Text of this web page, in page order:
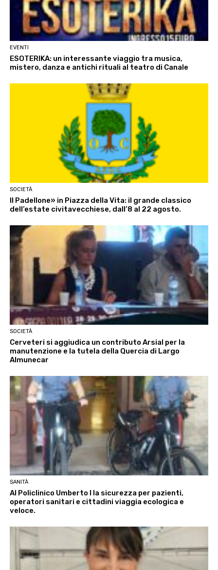
EVENTI
ESOTERIKA: un interessante viaggio tra musica,
mistero, danza e antichi rituali al teatro di Canale
SOCIETÀ
Il Padellone» in Piazza della Vita: il grande classico
dell’estate civitavecchiese, dall’8 al 22 agosto.
SOCIETÀ
Cerveteri si aggiudica un contributo Arsial per la
manutenzione e la tutela della Quercia di Largo
Almunecar
SANITÀ
Al Policlinico Umberto I la sicurezza per pazienti,
operatori sanitari e cittadini viaggia ecologica e
veloce.